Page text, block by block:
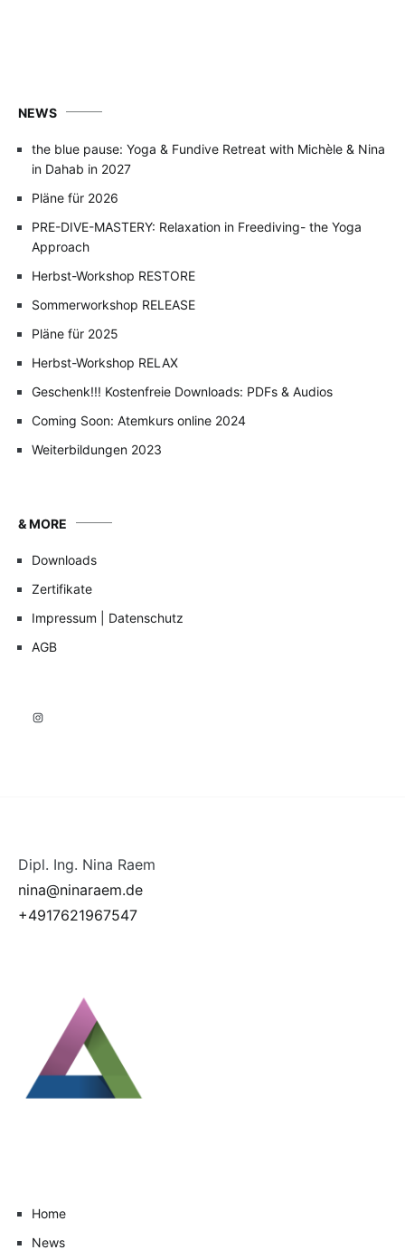
NEWS
the blue pause: Yoga & Fundive Retreat with Michèle & Nina
in Dahab in 2027
Pläne für 2026
PRE-DIVE-MASTERY: Relaxation in Freediving- the Yoga
Approach
Herbst-Workshop RESTORE
Sommerworkshop RELEASE
Pläne für 2025
Herbst-Workshop RELAX
Geschenk!!! Kostenfreie Downloads: PDFs & Audios
Coming Soon: Atemkurs online 2024
Weiterbildungen 2023
& MORE
Downloads
Zertifikate
Impressum | Datenschutz
AGB
Dipl. Ing. Nina Raem
nina@ninaraem.de
+4917621967547
Home
News